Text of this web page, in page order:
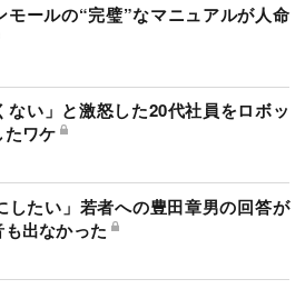
モールの“完璧”なマニュアルが人命
い」と激怒した20代社員をロボッ
たワケ
したい」若者への豊田章男の回答が
出なかった